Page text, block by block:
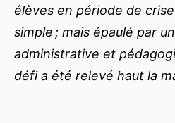
élèves en période de
simple ; mais épaulé par
administrative et
défi a été relevé haut la